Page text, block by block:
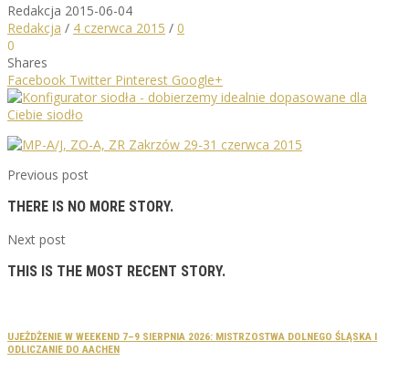
Redakcja 2015-06-04
Redakcja / 4 czerwca 2015 / 0
0
Shares
Facebook Twitter Pinterest Google+
Previous post
THERE IS NO MORE STORY.
Next post
THIS IS THE MOST RECENT STORY.
UJEŻDŻENIE W WEEKEND 7–9 SIERPNIA 2026: MISTRZOSTWA DOLNEGO ŚLĄSKA I
ODLICZANIE DO AACHEN